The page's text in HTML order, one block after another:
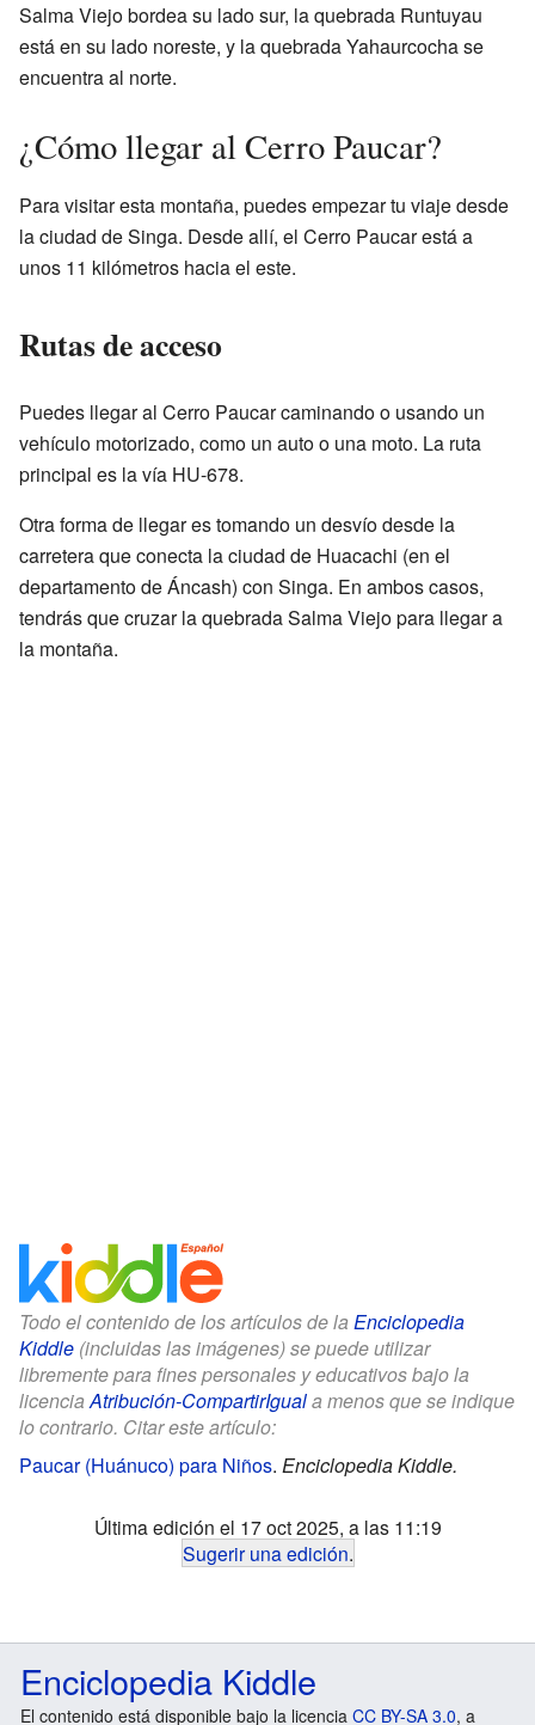
Salma Viejo bordea su lado sur, la quebrada Runtuyau
está en su lado noreste, y la quebrada Yahaurcocha se
encuentra al norte.
¿Cómo llegar al Cerro Paucar?
Para visitar esta montaña, puedes empezar tu viaje desde
la ciudad de Singa. Desde allí, el Cerro Paucar está a
unos 11 kilómetros hacia el este.
Rutas de acceso
Puedes llegar al Cerro Paucar caminando o usando un
vehículo motorizado, como un auto o una moto. La ruta
principal es la vía HU-678.
Otra forma de llegar es tomando un desvío desde la
carretera que conecta la ciudad de Huacachi (en el
departamento de Áncash) con Singa. En ambos casos,
tendrás que cruzar la quebrada Salma Viejo para llegar a
la montaña.
Todo el contenido de los artículos de la Enciclopedia
Kiddle (incluidas las imágenes) se puede utilizar
libremente para fines personales y educativos bajo la
licenciaAtribución-CompartirIguala menos que se indique
lo contrario. Citar este artículo:
Paucar (Huánuco) para Niños. Enciclopedia Kiddle.
Última edición el 17 oct 2025, a las 11:19
Sugerir una edición.
Enciclopedia Kiddle
El contenido está disponible bajo la licencia CC BY-SA 3.0, a